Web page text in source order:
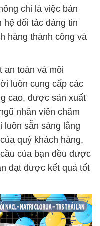
chỉ là việc bán
hệ đối tác đáng tin
hàng thành công và
an toàn và môi
luôn cung cấp các
cao, được sản xuất
nhân viên chăm
luôn sẵn sàng lắng
quý khách hàng,
của bạn đều được
đạt được kết quả tốt